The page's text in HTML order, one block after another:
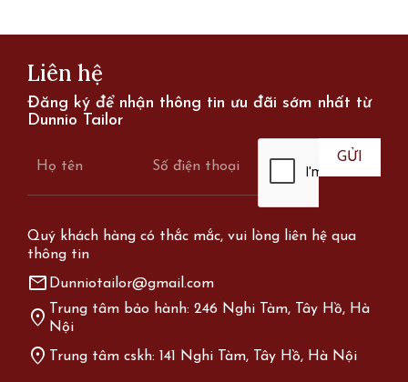
Liên hệ
Đăng ký để nhận thông tin ưu đãi sớm nhất từ
Dunnio Tailor
Quý khách hàng có thắc mắc, vui lòng liên hệ qua
thông tin
mail Dunniotailor@gmail.com
location_on
Trung tâm bảo hành: 246 Nghi Tàm, Tây Hồ, Hà
Nội
location_on Trung tâm cskh: 141 Nghi Tàm, Tây Hồ, Hà Nội